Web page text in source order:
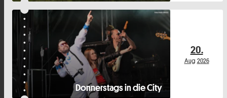
Donnerstags in die City
20.
Aug 2026